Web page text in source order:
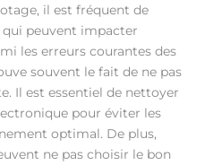
il est fréquent de
peuvent impacter
les erreurs courantes des
souvent le fait de ne pas
Il est essentiel de nettoyer
pour éviter les
optimal. De plus,
ne pas choisir le bon